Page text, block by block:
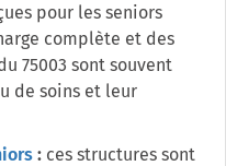
pour les seniors
complète et des
75003 sont souvent
de soins et leur
: ces structures sont